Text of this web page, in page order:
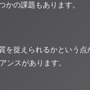
かの課題もあります。
を捉えられるかという
ンスがあります。